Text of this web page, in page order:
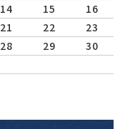
14 15
16
21 22
23
28 29
30